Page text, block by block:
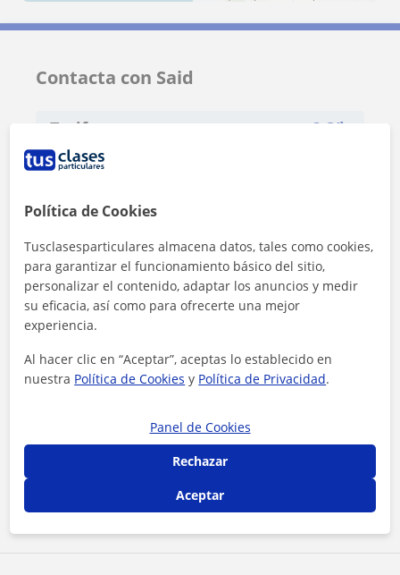
Contacta con Said
Tarifa 6 €/h
Contactar ahora
Política de Cookies
Tusclasesparticulares almacena datos, tales como cookies,
para garantizar el funcionamiento básico del sitio,
personalizar el contenido, adaptar los anuncios y medir
su eficacia, así como para ofrecerte una mejor
experiencia.
Al hacer clic en “Aceptar”, aceptas lo establecido en
nuestra Política de Cookies y Política de Privacidad.
Panel de Cookies
Rechazar
Aceptar